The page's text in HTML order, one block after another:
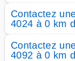
Contactez
4024 à 0 km
Contactez
4092 à 0 km